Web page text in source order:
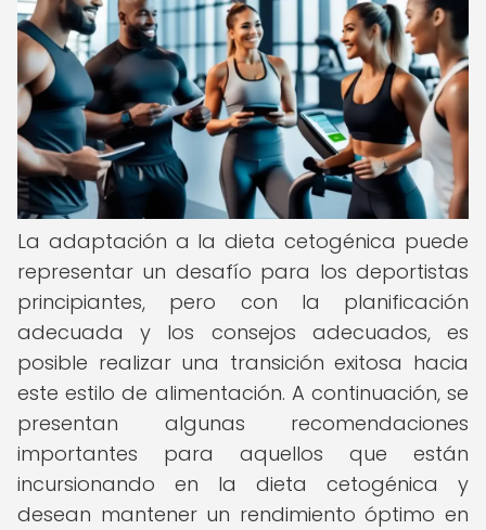
La adaptación a la dieta cetogénica puede
representar un desafío para los deportistas
principiantes, pero con la planificación
adecuada y los consejos adecuados, es
posible realizar una transición exitosa hacia
este estilo de alimentación. A continuación, se
presentan algunas recomendaciones
importantes para aquellos que están
incursionando en la dieta cetogénica y
desean mantener un rendimiento óptimo en